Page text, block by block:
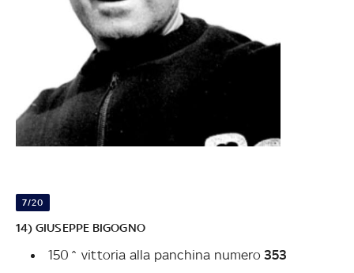
7/20
14) GIUSEPPE BIGOGNO
150^ vittoria alla panchina numero 353